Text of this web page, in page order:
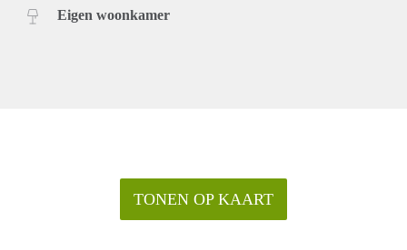
Eigen woonkamer
TONEN OP KAART